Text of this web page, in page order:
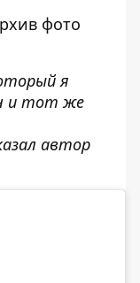
фото
я
и тот же
автор